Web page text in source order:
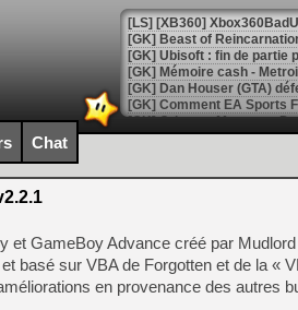
[GK] Beast of
[GK] Ubisoft : fin de partie
[GK] Mémoire cash -
[GK] Dan Houser (GTA)
[GK] Comment EA Sports
[GK] Crimson Moon : un
[GK] Isle of Reveries : le
[GK] Moonlighter 2 : The
[GK] Capcom relance
[Mo5] Deux inédits du
[GK] Le beat'em up The
[GK] Endless Legend 2 :
Chat
GameBoy Advance créé par Mudlord
basé sur VBA de Forgotten et de la «
en provenance des autres